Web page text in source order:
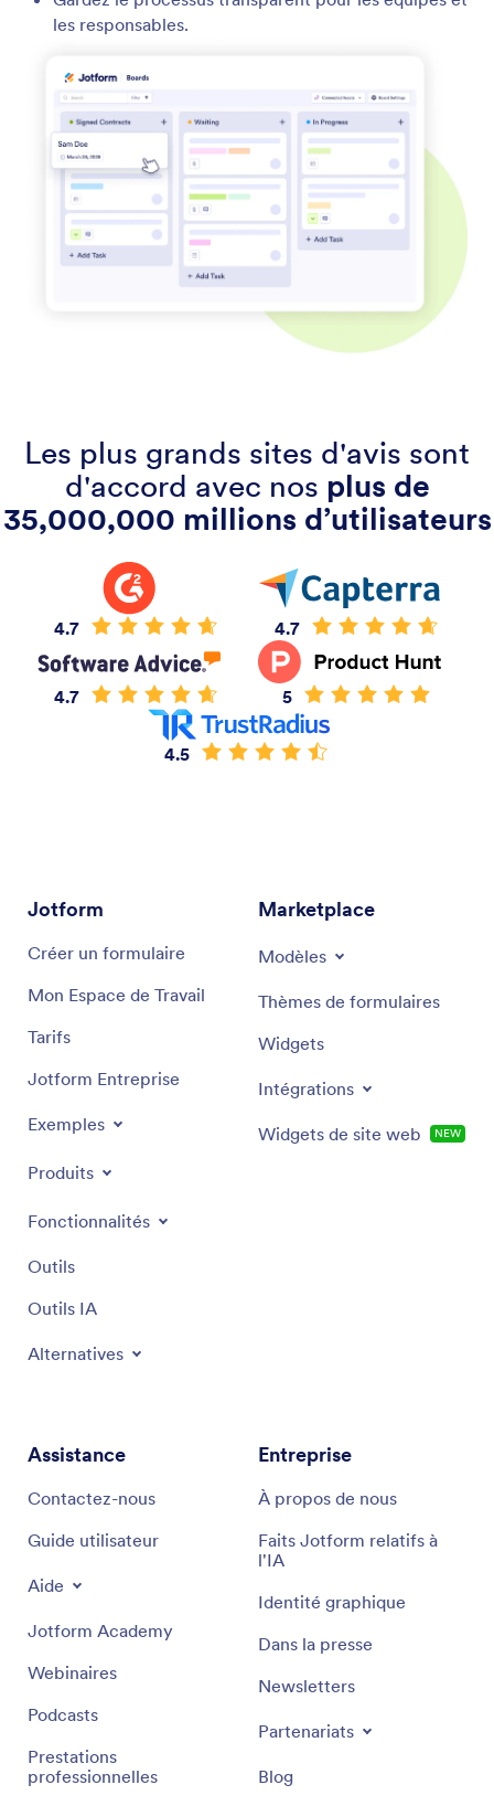
les responsables.
Les plus grands sites d'avis sont
d'accord avec nos plus de
35,000,000 millions d’utilisateurs
4.7 4.7
4.7 5
4.5
Jotform
Créer un formulaire
Mon Espace de Travail
Tarifs
Jotform Entreprise
Exemples
Produits
Fonctionnalités
Outils
Outils IA
Alternatives
Marketplace
Modèles
Thèmes de formulaires
Widgets
Intégrations
Widgets de site web NEW
Assistance
Contactez-nous
Guide utilisateur
Aide
Jotform Academy
Webinaires
Podcasts
Prestations
professionnelles
Entreprise
À propos de nous
Faits Jotform relatifs à
l'IA
Identité graphique
Dans la presse
Newsletters
Partenariats
Blog